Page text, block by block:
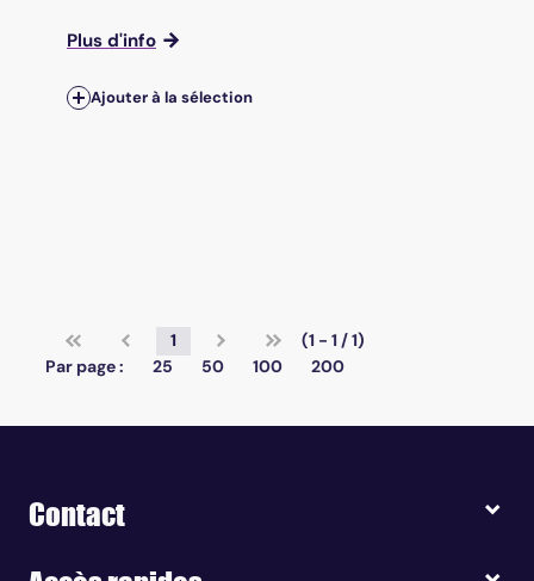
Plus d'info
Ajouter à la sélection
1
(1 - 1 / 1)
Par page :
25 50 100 200
Contact